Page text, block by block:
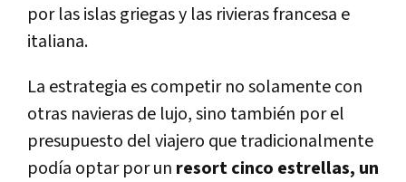
por las islas griegas y las rivieras francesa e
italiana.
La estrategia es competir no solamente con
otras navieras de lujo, sino también por el
presupuesto del viajero que tradicionalmente
podía optar por un resort cinco estrellas, un